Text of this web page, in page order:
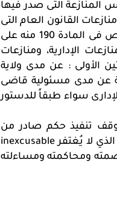
المنازعة التى صدر فيها
القانون العام التى
يختص بنظرها القضاء الإداري , ونظراً كذلك إلى أن الدستور الحالى قد نص فى المادة 190 منه على
الإدارية، ومنازعات
الأولى : عن مدى ولاية
عن مدى مسئولية قاضى
سواء طبقاً للدستور
تنفيذ حكم صادر من
محكمة القضاء الإدارى من قبيل الغلط الفادح والاهمال المفرط والجهل الذي لا يُغتفر inexcusable
ومحاكمته ومساءلته